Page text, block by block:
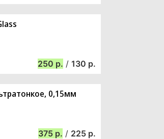
250 / 130
0,15мм
375 / 225